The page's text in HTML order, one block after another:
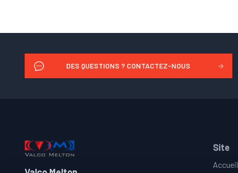
DES QUESTIONS ? CONTACTEZ-NOUS →
Footer Site
Accueil